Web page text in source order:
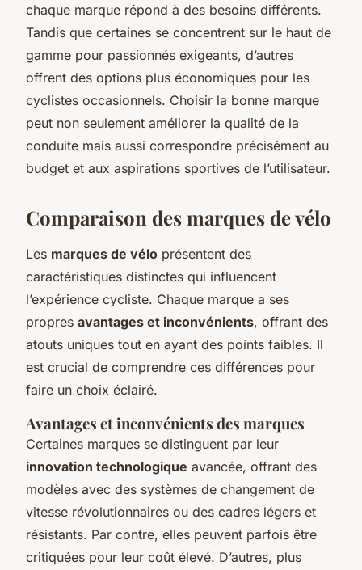
chaque marque répond à des besoins différents.
Tandis que certaines se concentrent sur le haut de
gamme pour passionnés exigeants, d’autres
offrent des options plus économiques pour les
cyclistes occasionnels. Choisir la bonne marque
peut non seulement améliorer la qualité de la
conduite mais aussi correspondre précisément au
budget et aux aspirations sportives de l’utilisateur.
Comparaison des marques de vélo
Les marques de vélo présentent des
caractéristiques distinctes qui influencent
l’expérience cycliste. Chaque marque a ses
propres avantages et inconvénients, offrant des
atouts uniques tout en ayant des points faibles. Il
est crucial de comprendre ces différences pour
faire un choix éclairé.
Avantages et inconvénients des marques
Certaines marques se distinguent par leur
innovation technologique avancée, offrant des
modèles avec des systèmes de changement de
vitesse révolutionnaires ou des cadres légers et
résistants. Par contre, elles peuvent parfois être
critiquées pour leur coût élevé. D’autres, plus